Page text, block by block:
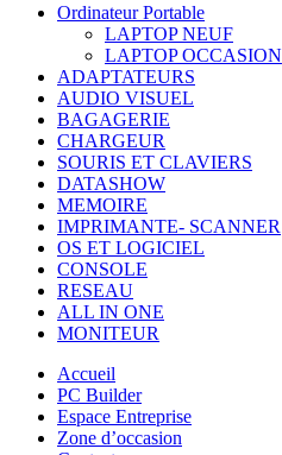
Ordinateur Portable
LAPTOP NEUF
LAPTOP OCCASION
ADAPTATEURS
AUDIO VISUEL
BAGAGERIE
CHARGEUR
SOURIS ET CLAVIERS
DATASHOW
MEMOIRE
IMPRIMANTE- SCANNER
OS ET LOGICIEL
CONSOLE
RESEAU
ALL IN ONE
MONITEUR
Accueil
PC Builder
Espace Entreprise
Zone d’occasion